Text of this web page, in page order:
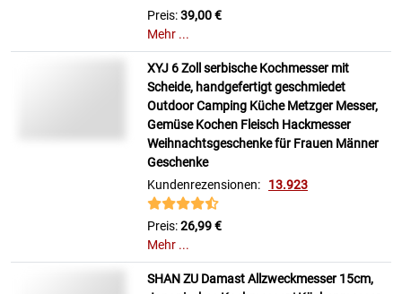
Preis:39,00 €
Mehr ...
XYJ 6 Zoll serbische Kochmesser mit
Scheide, handgefertigt geschmiedet
Outdoor Camping Küche Metzger Messer,
Gemüse Kochen Fleisch Hackmesser
Weihnachtsgeschenke für Frauen Männer
Geschenke
Kundenrezensionen: 13.923
Preis:26,99 €
Mehr ...
SHAN ZU Damast Allzweckmesser 15cm,